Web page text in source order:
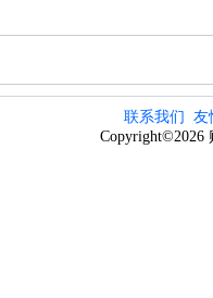
联系我们
友
Copyright©2026